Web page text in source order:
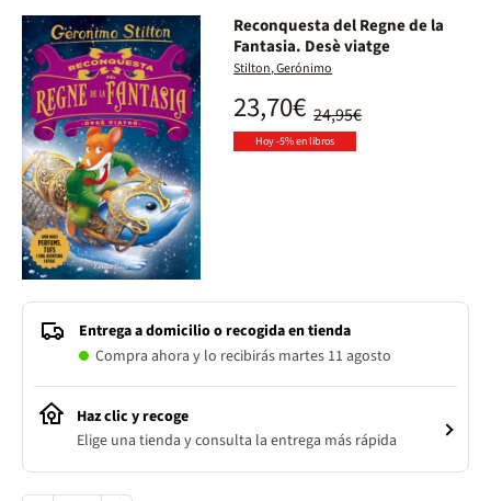
Reconquesta del Regne de la
Fantasia. Desè viatge
Stilton, Gerónimo
24,95€
23,70€
Hoy -5% en libros
Entrega a domicilio o recogida en tienda
Compra ahora y lo recibirás martes 11 agosto
Haz clic y recoge
Elige una tienda y consulta la entrega más rápida